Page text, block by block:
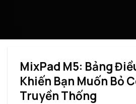
MixPad M5: Bảng
Khiến Bạn Muốn Bỏ
Truyền Thống